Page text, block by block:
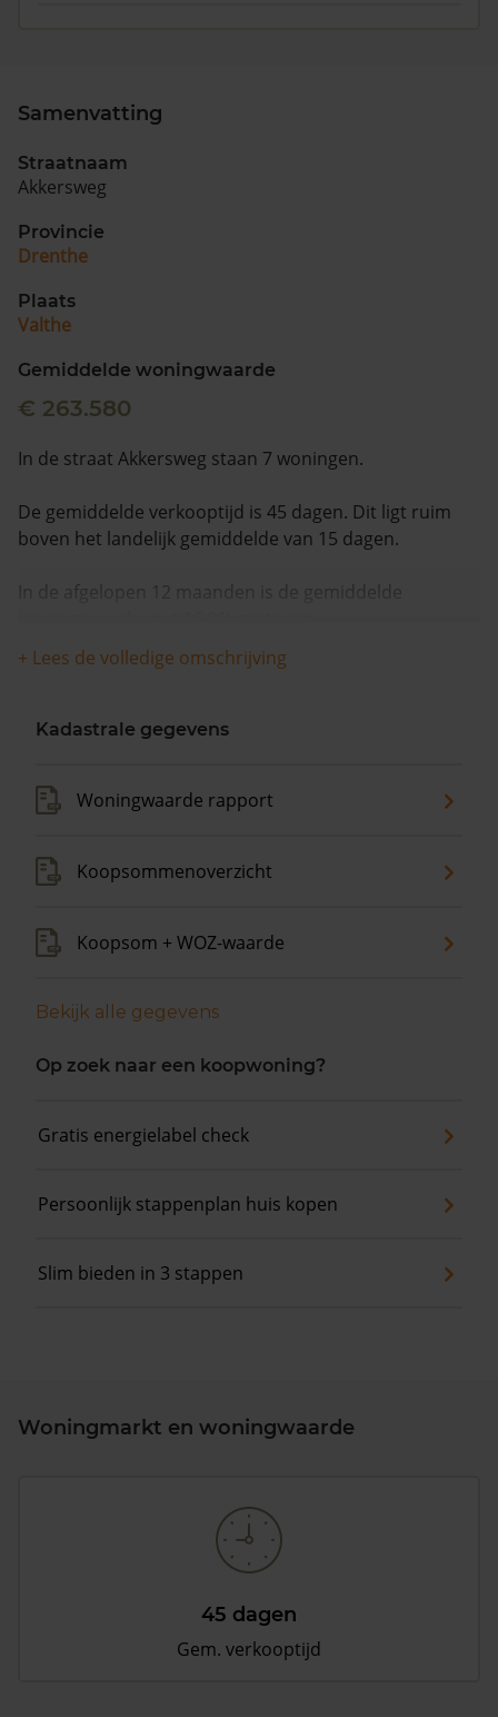
Samenvatting
Straatnaam
Akkersweg
Provincie
Drenthe
Plaats
Valthe
Gemiddelde woningwaarde
€ 263.580
In de straat Akkersweg staan 7 woningen.
De gemiddelde verkooptijd is 45 dagen. Dit ligt ruim
boven het landelijk gemiddelde van 15 dagen.
In de afgelopen 12 maanden is de gemiddelde
+ Lees de volledige omschrijving
Kadastrale gegevens
Woningwaarde rapport
Koopsommenoverzicht
Koopsom + WOZ-waarde
Bekijk alle gegevens
Op zoek naar een koopwoning?
Gratis energielabel check
Persoonlijk stappenplan huis kopen
Slim bieden in 3 stappen
Woningmarkt en woningwaarde
45 dagen
Gem. verkooptijd